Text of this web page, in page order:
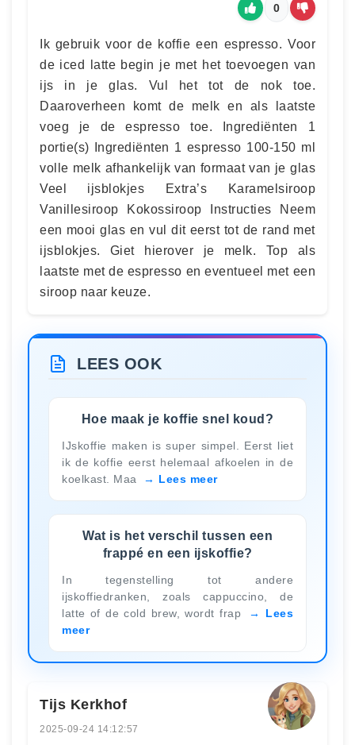
0
Ik gebruik voor de koffie een espresso. Voor
de iced latte begin je met het toevoegen van
ijs in je glas. Vul het tot de nok toe.
Daaroverheen komt de melk en als laatste
voeg je de espresso toe. Ingrediënten 1
portie(s) Ingrediënten 1 espresso 100-150 ml
volle melk afhankelijk van formaat van je glas
Veel ijsblokjes Extra’s Karamelsiroop
Vanillesiroop Kokossiroop Instructies Neem
een mooi glas en vul dit eerst tot de rand met
ijsblokjes. Giet hierover je melk. Top als
laatste met de espresso en eventueel met een
siroop naar keuze.
LEES OOK
Hoe maak je koffie snel koud?
IJskoffie maken is super simpel. Eerst liet
ik de koffie eerst helemaal afkoelen in de
koelkast. Maa
Lees meer
Wat is het verschil tussen een
frappé en een ijskoffie?
In tegenstelling tot andere
ijskoffiedranken, zoals cappuccino, de
latte of de cold brew, wordt frap
Lees
meer
Tijs Kerkhof
2025-09-24 14:12:57